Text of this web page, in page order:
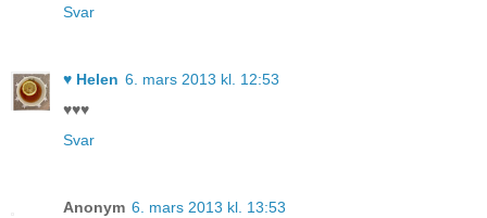
Svar
♥ Helen 6. mars 2013 kl. 12:53
♥♥♥
Svar
Anonym 6. mars 2013 kl. 13:53